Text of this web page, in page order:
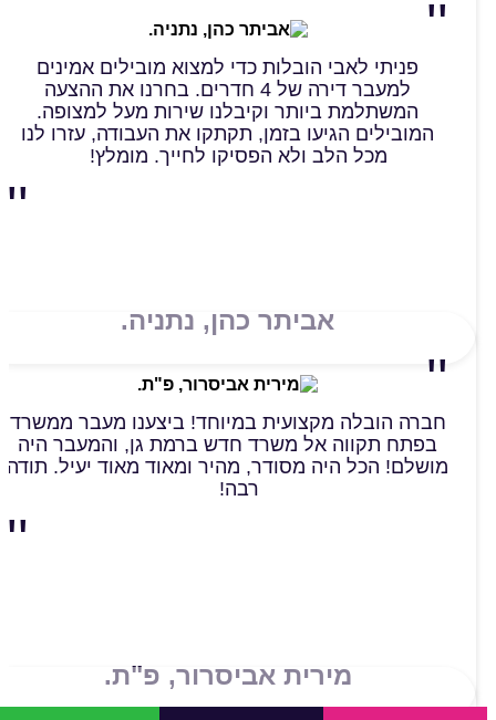
פניתי לאבי הובלות כדי למצוא מובילים אמינים
למעבר דירה של 4 חדרים. בחרנו את ההצעה
המשתלמת ביותר וקיבלנו שירות מעל למצופה.
המובילים הגיעו בזמן, תקתקו את העבודה, עזרו לנו
מכל הלב ולא הפסיקו לחייך. מומלץ!
אביתר כהן, נתניה.
חברה הובלה מקצועית במיוחד! ביצענו מעבר ממשרד
בפתח תקווה אל משרד חדש ברמת גן, והמעבר היה
מושלם! הכל היה מסודר, מהיר ומאוד מאוד יעיל. תודה
רבה!
מירית אביסרור, פ"ת.